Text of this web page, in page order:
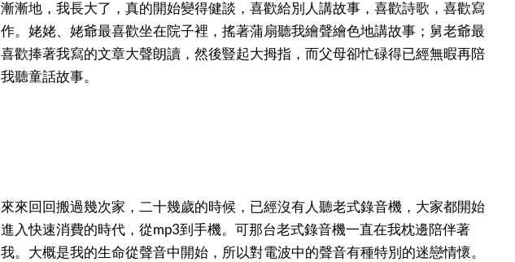
漸漸地，我長大了，真的開始變得健談，喜歡給別人講故事，喜歡詩歌，喜歡寫
作。姥姥、姥爺最喜歡坐在院子裡，搖著蒲扇聽我繪聲繪色地講故事；舅老爺最
喜歡捧著我寫的文章大聲朗讀，然後豎起大拇指，而父母卻忙碌得已經無暇再陪
我聽童話故事。
來來回回搬過幾次家，二十幾歲的時候，已經沒有人聽老式錄音機，大家都開始
進入快速消費的時代，從mp3到手機。可那台老式錄音機一直在我枕邊陪伴著
我。大概是我的生命從聲音中開始，所以對電波中的聲音有種特別的迷戀情懷。